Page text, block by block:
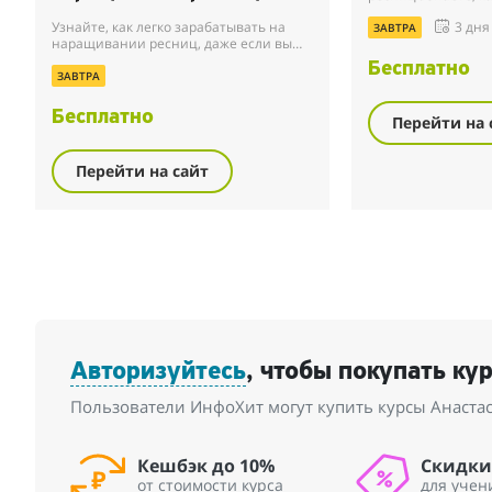
Узнайте, как легко зарабатывать на
наращивании ресниц, даже если вы
лэшмастером.
ЗАВТРА
Бесплатно
Перейти на сайт
высокое качество
вам получить б...
ЗАВТРА 3 дня
Бесплатно
Перейти на
Авторизуйтесь, чтобы покупать
Пользователи ИнфоХит могут купить курсы
Кешбэк до 10%
от стоимости курса
Скидки
для